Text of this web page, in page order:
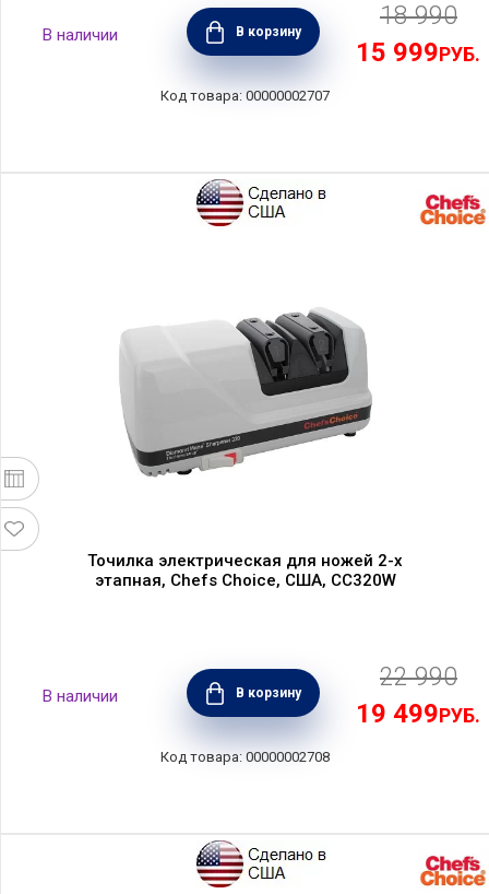
В корзину
18 990
15 999РУБ.
00000002707
Точилка электрическая для ножей 2-х
этапная, Chefs Choice, США, CC320W
В корзину
22 990
19 499РУБ.
00000002708